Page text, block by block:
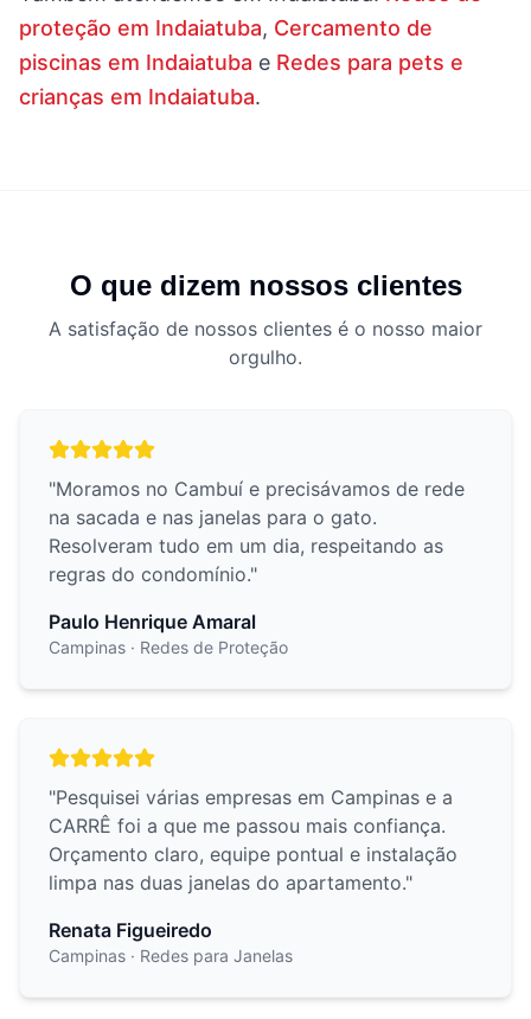
proteção em Indaiatuba, Cercamento de
piscinas em Indaiatuba e Redes para pets e
crianças em Indaiatuba.
O que dizem nossos clientes
A satisfação de nossos clientes é o nosso maior
orgulho.
"Moramos no Cambuí e precisávamos de rede
na sacada e nas janelas para o gato.
Resolveram tudo em um dia, respeitando as
regras do condomínio."
Paulo Henrique Amaral
Campinas · Redes de Proteção
"Pesquisei várias empresas em Campinas e a
CARRÊ foi a que me passou mais confiança.
Orçamento claro, equipe pontual e instalação
limpa nas duas janelas do apartamento."
Renata Figueiredo
Campinas · Redes para Janelas